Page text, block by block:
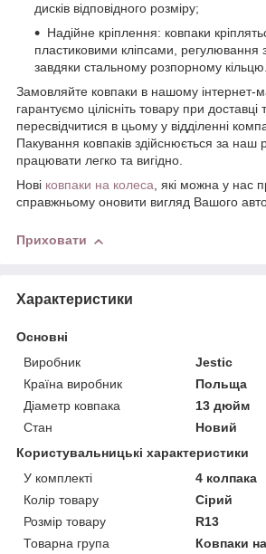
дисків відповідного розміру;
Надійне кріплення: ковпаки
пластиковими кліпсами, регулювання
завдяки стальному розпорному кільцю.
Замовляйте ковпаки в нашому інтернет-
гарантуємо цілісніть товару при
пересвідчитися в цьому у відділенні
Пакування ковпаків здійснюється за наш
працювати легко та вигідно.
Нові ковпаки на колеса, які можна у нас
справжньому оновити вигляд Вашого
Приховати
Характеристики
Основні
Виробник
Jestic
Країна виробник
Польща
Діаметр ковпака
13 дюйм
Стан
Новий
Користувальницькі характеристики
У комплекті
4 колпака
Колір товару
Сірий
Розмір товару
R13
Товарна група
Ковпаки